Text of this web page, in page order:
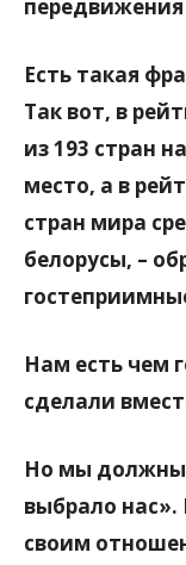
передвижения
Есть такая
Так вот, в
из 193 стран
место, а в
стран мира
белорусы, –
Нам есть чем
сделали
Но мы должны
выбрало
своим